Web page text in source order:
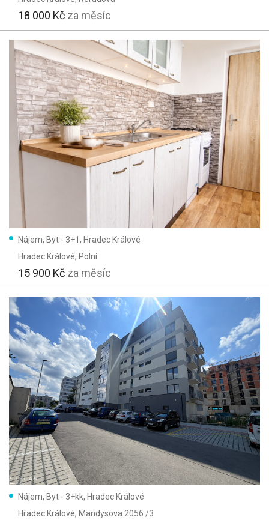
18 000 Kč za měsíc
Nájem, Byt - 3+1, Hradec Králové
Hradec Králové, Polní
15 900 Kč za měsíc
Nájem, Byt - 3+kk, Hradec Králové
Hradec Králové, Mandysova 2056 /3